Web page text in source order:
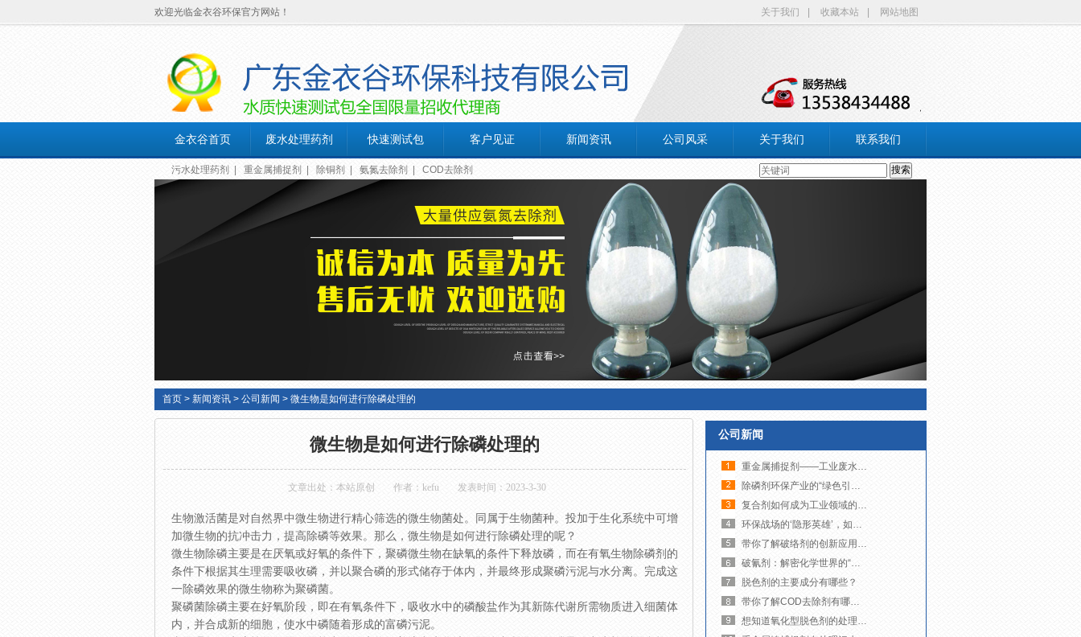
欢迎光临金衣谷环保官方网站！ 关于我们 收藏本站 网站地图
金衣谷首页 废水处理药剂 快速测试包 客户见证 新闻资讯 公司风采 关于我们 联系我们
污水处理药剂 重金属捕捉剂 除铜剂 氨氮去除剂 COD去除剂
首页 > 新闻资讯 > 公司新闻 > 微生物是如何进行除磷处理的
微生物是如何进行除磷处理的
文章出处：本站原创 作者：kefu 发表时间：2023-3-30
生物激活菌是对自然界中微生物进行精心筛选的微生物菌处。同属于生物菌种。投加于生化系统中可增
加微生物的抗冲击力，提高除磷等效果。那么，微生物是如何进行除磷处理的呢？
微生物除磷主要是在厌氧或好氧的条件下，聚磷微生物在缺氧的条件下释放磷，而在有氧生物除磷剂的
条件下根据其生理需要吸收磷，并以聚合磷的形式储存于体内，并最终形成聚磷污泥与水分离。完成这
一除磷效果的微生物称为聚磷菌。
聚磷菌除磷主要在好氧阶段，即在有氧条件下，吸收水中的磷酸盐作为其新陈代谢所需物质进入细菌体
内，并合成新的细胞，使水中磷随着形成的富磷污泥。
公司新闻
重金属捕捉剂——工业废水治理的“精准狙击手”
除磷剂环保产业的“绿色引擎”，如何助力可持续发展？
复合剂如何成为工业领域的多面手？
环保战场的‘隐形英雄’，如何让污水变清流？
带你了解破络剂的创新应用与未来发展趋势
破氰剂：解密化学世界的“解毒大师”
脱色剂的主要成分有哪些？
带你了解COD去除剂有哪些品牌
想知道氧化型脱色剂的处理成本到底高不高吗？来看这里吧！